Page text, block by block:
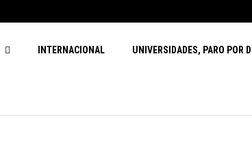
INTERNACIONAL UNIVERSIDADES, PARO POR